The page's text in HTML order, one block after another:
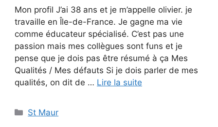
Mon profil J’ai 38 ans et je m’appelle olivier. je
travaille en Île-de-France. Je gagne ma vie
comme éducateur spécialisé. C’est pas une
passion mais mes collègues sont funs et je
pense que je dois pas être résumé à ça Mes
Qualités / Mes défauts Si je dois parler de mes
qualités, on dit de … Lire la suite
Catégories
St Maur